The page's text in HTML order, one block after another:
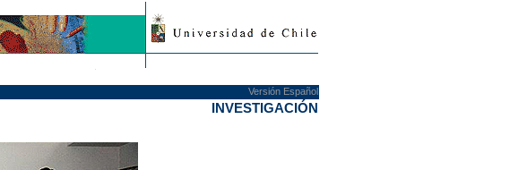
Versión Español
INVESTIGACIÓN